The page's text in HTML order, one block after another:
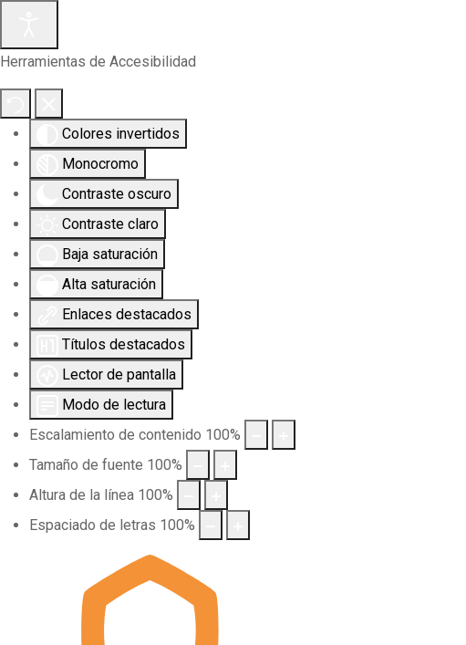
Herramientas de Accesibilidad
Colores invertidos
Monocromo
Contraste oscuro
Contraste claro
Baja saturación
Alta saturación
Enlaces destacados
Títulos destacados
Lector de pantalla
Modo de lectura
Escalamiento de contenido 100%
Tamaño de fuente 100%
Altura de la línea 100%
Espaciado de letras 100%